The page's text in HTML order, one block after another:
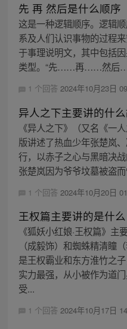
先 再 然后是什么顺序
这是一种逻辑顺序。逻辑
系及人们认识事物的过程
于事理说明文，其中包括
类型。“先……再……然后
1 个回答 2024年10月23日
异人之下主要讲的什
《异人之下》（又名《一
版讲述了热血少年张楚岚
行，以赤子之心与黑暗决
张楚岚因为爷爷坟墓被盗
1 个回答 2024年10月20日
王权篇主要讲的是什么
《狐妖小红娘·王权篇》
（成毅饰）和蜘蛛精清瞳
是王权霸业和东方淮竹之
实力最强，从小被作为道
受...
1 个回答 2024年10月17日